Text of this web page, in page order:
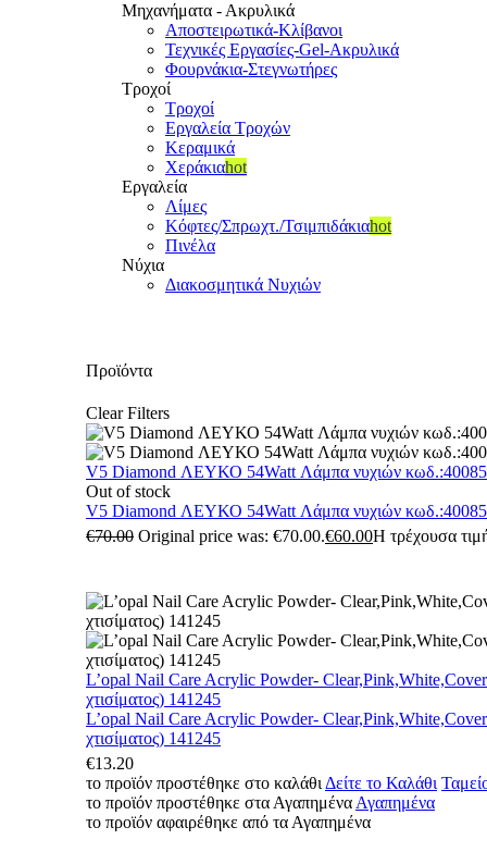
Μηχανήματα - Ακρυλικά
Αποστειρωτικά-Κλίβανοι
Τεχνικές Εργασίες-Gel-Ακρυλικά
Φουρνάκια-Στεγνωτήρες
Τροχοί
Τροχοί
Εργαλεία Τροχών
Κεραμικά
Χεράκιαhot
Εργαλεία
Λίμες
Κόφτες/Σπρωχτ./Τσιμπιδάκιαhot
Πινέλα
Νύχια
Διακοσμητικά Νυχιών
Προϊόντα
Clear Filters
V5 Diamond ΛΕΥΚΟ 54Watt Λάμπα νυχιών
Out of stock
V5 Diamond ΛΕΥΚΟ 54Watt Λάμπα νυχιών
€70.00 Original price was: €70.00.€60.00Η τρέχουσα
L’opal Nail Care Acrylic Powder-
χτισίματος) 141245
L’opal Nail Care Acrylic Powder-
χτισίματος) 141245
€13.20
το προϊόν προστέθηκε στο καλάθι Δείτε το Καλάθι
το προϊόν προστέθηκε στα Αγαπημένα Αγαπημένα
το προϊόν αφαιρέθηκε από τα Αγαπημένα